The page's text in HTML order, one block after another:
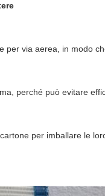
per via aerea, in modo
perché può evitare
per imballare le